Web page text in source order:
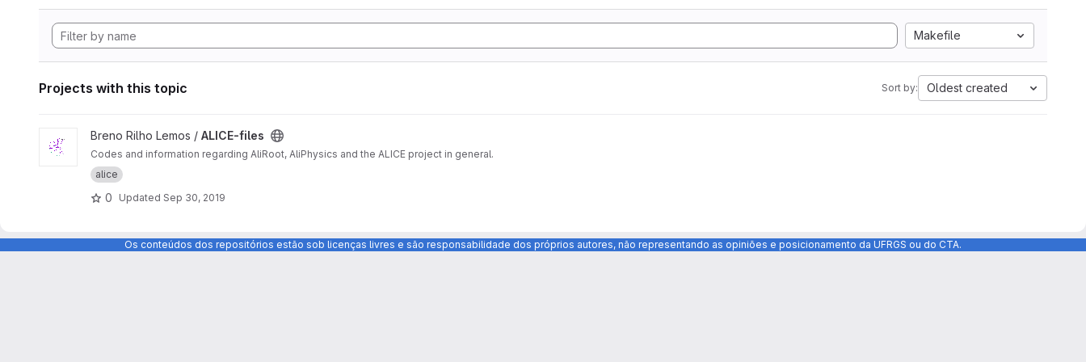
Makefile
Projects with this topic Sort by: Oldest created
View ALICE-files project
Breno Rilho Lemos / ALICE-files
Codes and information regarding AliRoot, AliPhysics and the ALICE project in general.
alice
0 Updated Sep 30, 2019
Os conteúdos dos repositórios estão sob licenças livres e são responsabilidade dos próprios autores, não representando as opiniões e posicionamento da UFRGS ou do CTA.